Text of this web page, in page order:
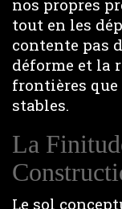
nos propres
tout en les
contente pas
déforme et la
frontières
stables.
La
Le sol